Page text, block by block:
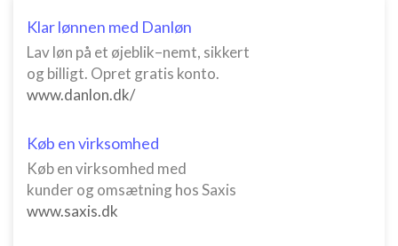
Klar lønnen med Danløn
Lav løn på et øjeblik–nemt, sikkert
og billigt. Opret gratis konto.
www.danlon.dk/
Køb en virksomhed
Køb en virksomhed med
kunder og omsætning hos Saxis
www.saxis.dk